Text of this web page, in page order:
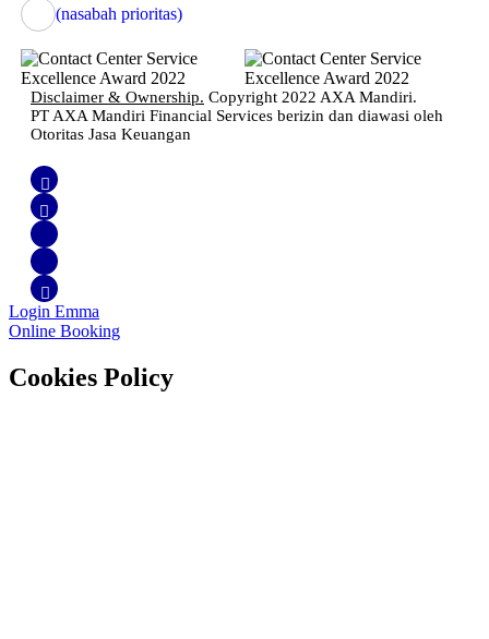
(nasabah prioritas)
Disclaimer & Ownership. Copyright 2022 AXA Mandiri.
PT AXA Mandiri Financial Services berizin dan diawasi oleh
Otoritas Jasa Keuangan
Login Emma
Online Booking
Cookies Policy